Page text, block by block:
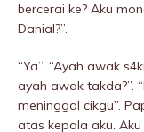
bercerai ke? Aku
Danial?”.
“Ya”. “Ayah awak
ayah awak takda?”.
meninggaI cikgu”.
atas kepala aku.